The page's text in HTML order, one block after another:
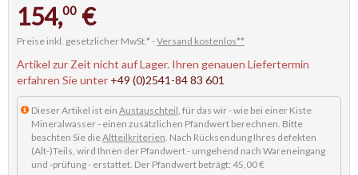
154,00 €
Preise inkl. gesetzlicher MwSt.* -Versand kostenlos**
Artikel zur Zeit nicht auf Lager. Ihren genauen Liefertermin
erfahren Sie unter +49 (0)2541-84 83 601
Dieser Artikel ist ein Austauschteil, für das wir - wie bei einer Kiste
Mineralwasser - einen zusätzlichen Pfandwert berechnen. Bitte
beachten Sie dieAltteilkriterien. Nach Rücksendung Ihres defekten
(Alt-)Teils, wird Ihnen der Pfandwert - umgehend nach Wareneingang
und -prüfung - erstattet. Der Pfandwert beträgt: 45,00 €